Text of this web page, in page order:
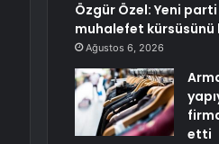
Özgür Özel: Yeni
muhalefet kürsüsünü
Ağustos 6, 2026
etti